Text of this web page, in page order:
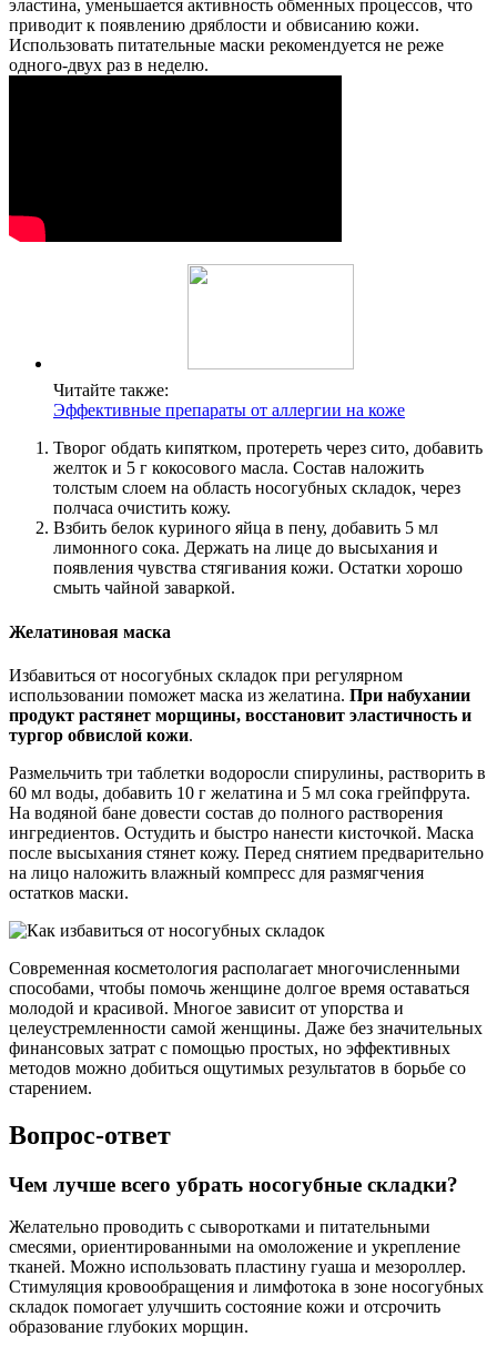
эластина, уменьшается активность обменных процессов, что
приводит к появлению дряблости и обвисанию кожи.
Использовать питательные маски рекомендуется не реже
одного-двух раз в неделю.
Читайте также:
Эффективные препараты от аллергии на коже
Творог обдать кипятком, протереть через сито, добавить
желток и 5 г кокосового масла. Состав наложить
толстым слоем на область носогубных складок, через
полчаса очистить кожу.
Взбить белок куриного яйца в пену, добавить 5 мл
лимонного сока. Держать на лице до высыхания и
появления чувства стягивания кожи. Остатки хорошо
смыть чайной заваркой.
Желатиновая маска
Избавиться от носогубных складок при регулярном
использовании поможет маска из желатина. При набухании
продукт растянет морщины, восстановит эластичность и
тургор обвислой кожи.
Размельчить три таблетки водоросли спирулины, растворить в
60 мл воды, добавить 10 г желатина и 5 мл сока грейпфрута.
На водяной бане довести состав до полного растворения
ингредиентов. Остудить и быстро нанести кисточкой. Маска
после высыхания стянет кожу. Перед снятием предварительно
на лицо наложить влажный компресс для размягчения
остатков маски.
Современная косметология располагает многочисленными
способами, чтобы помочь женщине долгое время оставаться
молодой и красивой. Многое зависит от упорства и
целеустремленности самой женщины. Даже без значительных
финансовых затрат с помощью простых, но эффективных
методов можно добиться ощутимых результатов в борьбе со
старением.
Вопрос-ответ
Чем лучше всего убрать носогубные складки?
Желательно проводить с сыворотками и питательными
смесями, ориентированными на омоложение и укрепление
тканей. Можно использовать пластину гуаша и мезороллер.
Стимуляция кровообращения и лимфотока в зоне носогубных
складок помогает улучшить состояние кожи и отсрочить
образование глубоких морщин.